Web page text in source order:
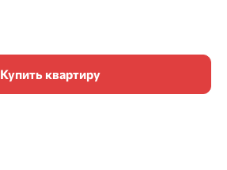
Купить квартиру